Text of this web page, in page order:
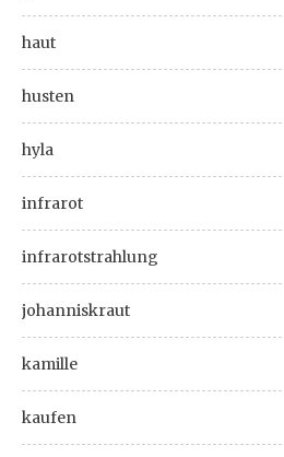
haut
husten
hyla
infrarot
infrarotstrahlung
johanniskraut
kamille
kaufen